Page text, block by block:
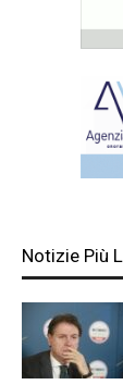
Notizie Più